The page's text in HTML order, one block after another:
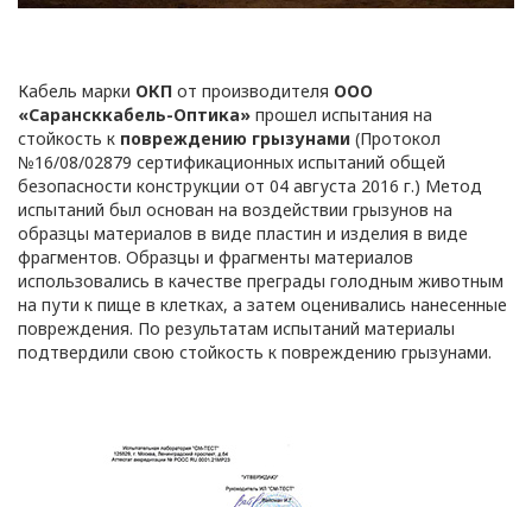
Кабель марки ОКП от производителя ООО
«Сарансккабель-Оптика» прошел испытания на
стойкость к повреждению грызунами (Протокол
№16/08/02879 сертификационных испытаний общей
безопасности конструкции от 04 августа 2016 г.) Метод
испытаний был основан на воздействии грызунов на
образцы материалов в виде пластин и изделия в виде
фрагментов. Образцы и фрагменты материалов
использовались в качестве преграды голодным животным
на пути к пище в клетках, а затем оценивались нанесенные
повреждения. По результатам испытаний материалы
подтвердили свою стойкость к повреждению грызунами.